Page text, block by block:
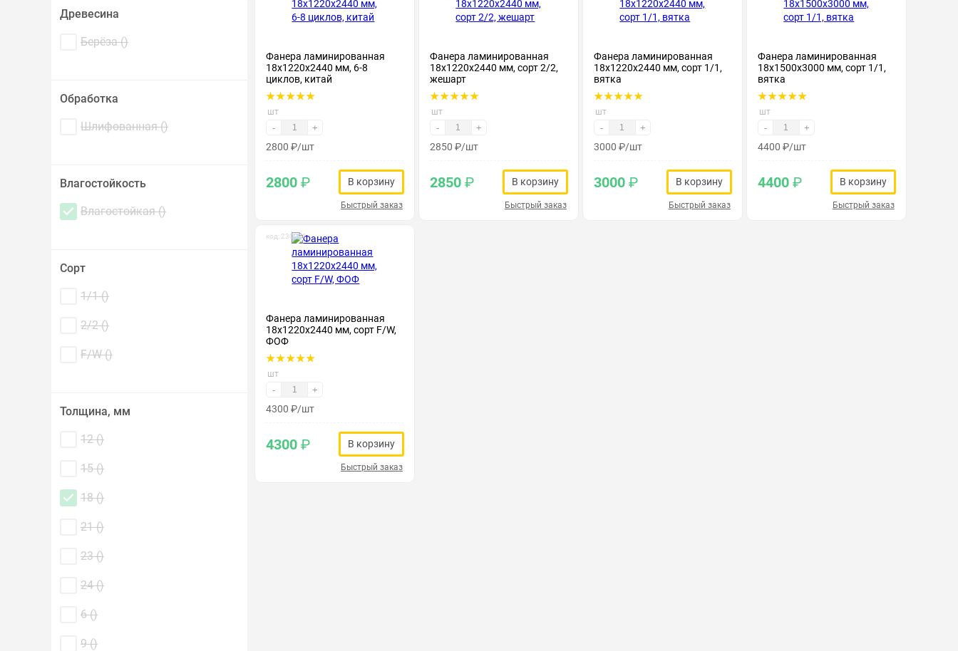
Древесина
Берёза ()
Обработка
Шлифованная ()
Влагостойкость
Влагостойкая ()
Сорт
1/1 ()
2/2 ()
F/W ()
Толщина, мм
12 ()
15 ()
18 ()
21 ()
23 ()
24 ()
6 ()
9 ()
Фанера ламинированная
18х1220х2440 мм, 6-8
циклов, китай
шт
- +
2800 ₽/шт
2800 ₽ В корзину
Быстрый заказ
Фанера ламинированная
18х1220х2440 мм, сорт 2/2,
жешарт
шт
- +
2850 ₽/шт
2850₽ В корзину
Быстрый заказ
Фанера ламинированная
18х1220х2440 мм, сорт 1/1,
вятка
шт
- +
3000 ₽/шт
3000₽ В корзину
Быстрый заказ
Фанера ламинированная
18х1500х3000 мм, сорт 1/1,
вятка
шт
- +
4400 ₽/шт
4400₽ В корзину
Быстрый заказ
код: 230031
Фанера ламинированная
18х1220х2440 мм, сорт F/W,
ФОФ
шт
- +
4300 ₽/шт
4300 ₽ В корзину
Быстрый заказ